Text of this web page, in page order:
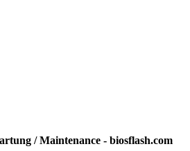
/ Maintenance - biosflash.com